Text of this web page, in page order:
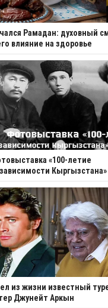
Рамадан: духовный
влияние на здоровье
«100-летие
из жизни известный
Джунейт Аркын